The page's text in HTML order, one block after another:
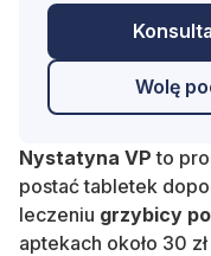
Wolę
Nystatyna VP to
postać tabletek
leczeniu grzybicy
aptekach około 30